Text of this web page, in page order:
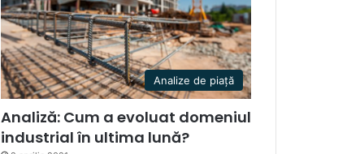
Analize de piață
Analiză: Cum a evoluat domeniul
industrial în ultima lună?